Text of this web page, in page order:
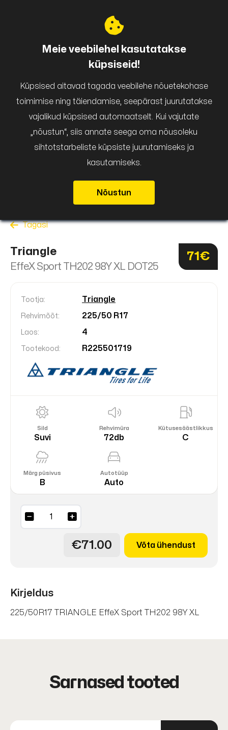
Tagasi
Triangle
EffeX Sport TH202 98Y XL DOT25
71€
Tootja: Triangle
Rehvimõõt: 225/50 R17
Laos: 4
Tootekood: R225501719
Sild
Suvi
Rehvimüra
72db
Kütusesäästlikkus
C
Märg püsivus
B
Autotüüp
Auto
EffeX
Sport
kogus
€71.00 Võta ühendust
Kirjeldus
225/50R17 TRIANGLE EffeX Sport TH202 98Y XL
Sarnased tooted
Meie veebilehel kasutatakse
küpsiseid!
Küpsised aitavad tagada veebilehe nõuetekohase
toimimise ning täiendamise, seepärast juurutatakse
vajalikud küpsised automaatselt. Kui vajutate
„nõustun“, siis annate seega oma nõusoleku
sihtotstarbeliste küpsiste juurutamiseks ja
kasutamiseks.
Nõustun